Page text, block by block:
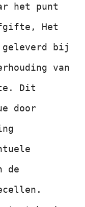
het punt
Het
geleverd bij
van
Dit
door
de